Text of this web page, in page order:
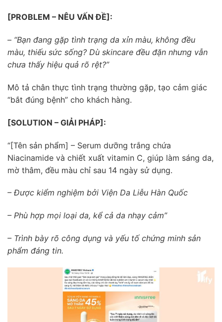
[PROBLEM – NÊU VẤN ĐỀ]:
– “Bạn đang gặp tình trạng da xỉn màu, không đều
màu, thiếu sức sống? Dù skincare đều đặn nhưng vẫn
chưa thấy hiệu quả rõ rệt?”
Mô tả chân thực tình trạng thường gặp, tạo cảm giác
“bắt đúng bệnh” cho khách hàng.
[SOLUTION – GIẢI PHÁP]:
“[Tên sản phẩm] – Serum dưỡng trắng chứa
Niacinamide và chiết xuất vitamin C, giúp làm sáng da,
mờ thâm, đều màu chỉ sau 14 ngày sử dụng.
– Được kiểm nghiệm bởi Viện Da Liễu Hàn Quốc
– Phù hợp mọi loại da, kể cả da nhạy cảm”
– Trình bày rõ công dụng và yếu tố chứng minh sản
phẩm đáng tin.